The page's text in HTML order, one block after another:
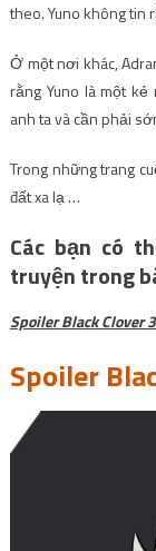
theo. Yuno không tin
Ở một nơi khác,
rằng Yuno là một
anh ta và cần phải
Trong những trang
đất xa lạ …
Các bạn có
truyện trong
Spoiler Black Clover
Spoiler